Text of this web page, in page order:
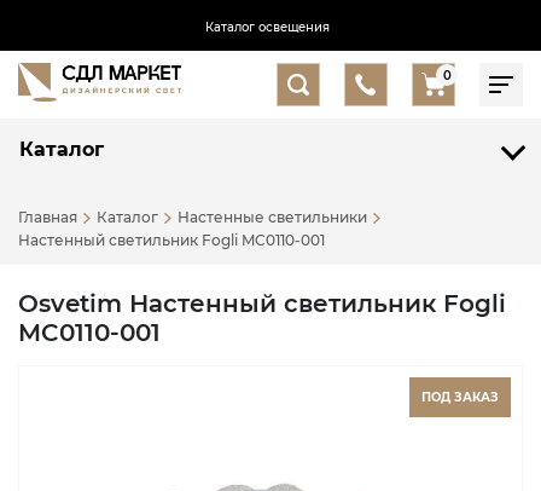
Каталог освещения
0
Каталог
Главная Каталог
Настенные светильники
Настенный светильник Fogli MC0110-001
Osvetim Настенный светильник Fogli
MC0110-001
ПОД ЗАКАЗ